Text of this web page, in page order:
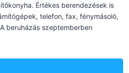
Értékes berendezések is
telefon, fax, fénymásoló,
beruházás szeptemberben